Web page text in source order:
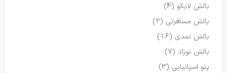
بالش لایکو (4)
بالش مسافرتی (2)
بالش نمدی (16)
بالش نوزاد (7)
پتو اسپانیایی (3)